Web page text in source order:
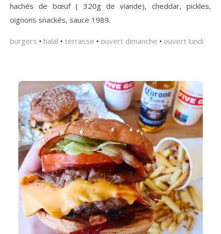
hachés de bœuf ( 320g de viande), cheddar, pickles,
oignons snackés, sauce 1989.
burgers • halal • terrasse • ouvert dimanche • ouvert lundi